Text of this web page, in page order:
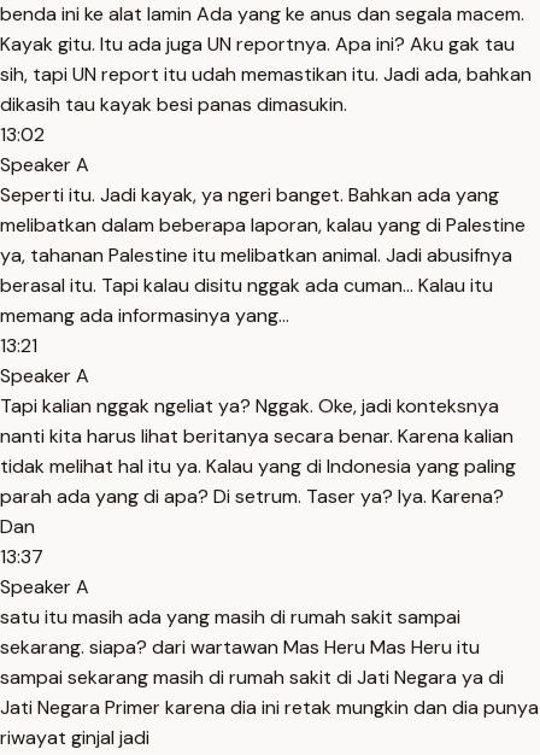
benda ini ke alat lamin Ada yang ke anus dan segala macem.
Kayak gitu. Itu ada juga UN reportnya. Apa ini? Aku gak tau
sih, tapi UN report itu udah memastikan itu. Jadi ada, bahkan
dikasih tau kayak besi panas dimasukin.
13:02
Speaker A
Seperti itu. Jadi kayak, ya ngeri banget. Bahkan ada yang
melibatkan dalam beberapa laporan, kalau yang di Palestine
ya, tahanan Palestine itu melibatkan animal. Jadi abusifnya
berasal itu. Tapi kalau disitu nggak ada cuman... Kalau itu
memang ada informasinya yang...
13:21
Speaker A
Tapi kalian nggak ngeliat ya? Nggak. Oke, jadi konteksnya
nanti kita harus lihat beritanya secara benar. Karena kalian
tidak melihat hal itu ya. Kalau yang di Indonesia yang paling
parah ada yang di apa? Di setrum. Taser ya? Iya. Karena?
Dan
13:37
Speaker A
satu itu masih ada yang masih di rumah sakit sampai
sekarang. siapa? dari wartawan Mas Heru Mas Heru itu
sampai sekarang masih di rumah sakit di Jati Negara ya di
Jati Negara Primer karena dia ini retak mungkin dan dia punya
riwayat ginjal jadi